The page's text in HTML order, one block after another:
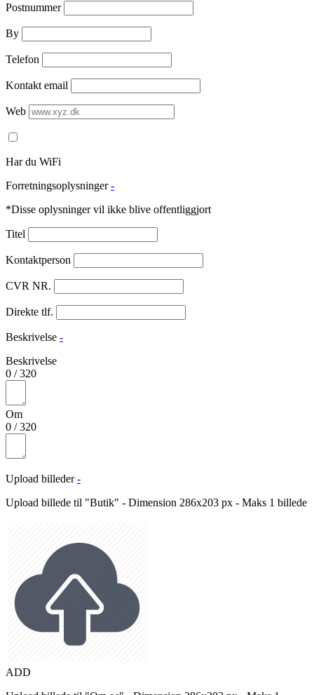
Postnummer
By
Telefon
Kontakt email
Web
Har du WiFi
Forretningsoplysninger -
*Disse oplysninger vil ikke blive offentliggjort
Titel
Kontaktperson
CVR NR.
Direkte tlf.
Beskrivelse -
Beskrivelse
0 /320
Om
0 /320
Upload billeder -
Upload billede til "Butik" - Dimension 286x203 px - Maks 1 billede
ADD